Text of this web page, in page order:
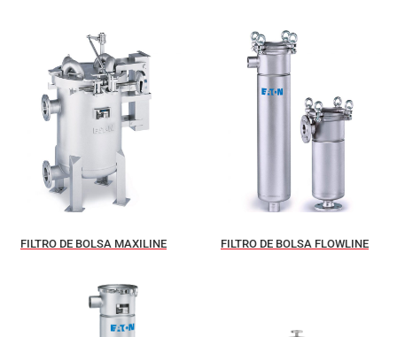
FILTRO DE BOLSA MAXILINE FILTRO DE BOLSA FLOWLINE